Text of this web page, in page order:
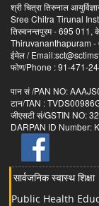
श्री चित्रा तिरुनाल
Sree Chitra Tirunal
तिरुवनन्तपुरम - 695 011,
Thiruvananthapuram
ईमेल /
फोण/Phone : 91-471-
पान सं /PAN NO:
टान/TAN :
जीएसटी सं/GSTIN NO:
DARPAN ID Number:
सार्वजनिक स्वास्थ शिक्षा
Public Health